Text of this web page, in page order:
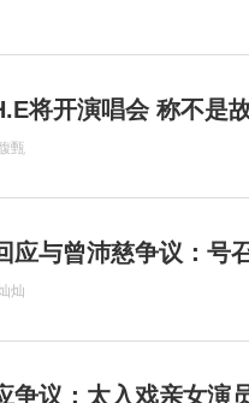
将开演唱会 称不是
甄
应与曾沛慈争议：号
灿
争议：太入戏亲女演